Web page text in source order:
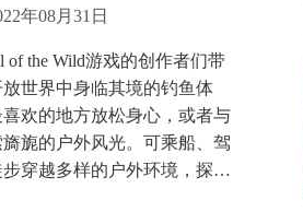
年08月31日
of the Wild游戏的创作者们带
世界中身临其境的钓鱼体
欢的地方放松身心，或者与
旎的户外风光。可乘船、驾
穿越多样的户外环境，探索